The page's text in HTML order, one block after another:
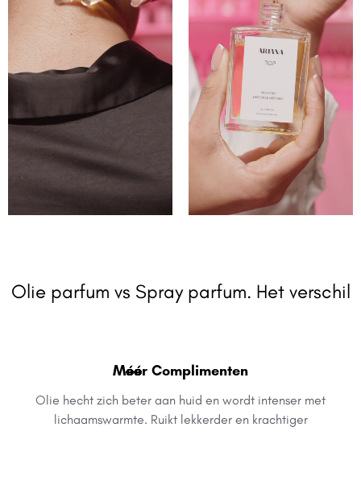
Olie parfum vs Spray parfum. Het verschil
Méér Complimenten
Olie hecht zich beter aan huid en wordt intenser met
lichaamswarmte. Ruikt lekkerder en krachtiger